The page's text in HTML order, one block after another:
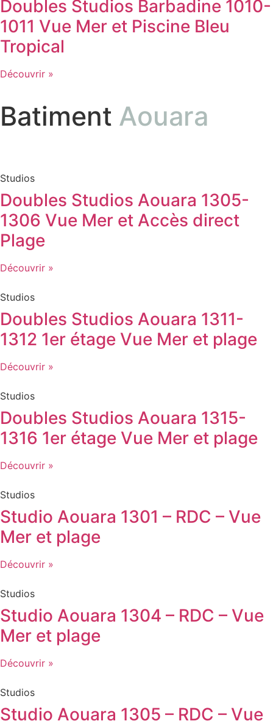
Doubles Studios Barbadine 1010-
1011 Vue Mer et Piscine Bleu
Tropical
Découvrir »
Batiment Aouara
Studios
Doubles Studios Aouara 1305-
1306 Vue Mer et Accès direct
Plage
Découvrir »
Studios
Doubles Studios Aouara 1311-
1312 1er étage Vue Mer et plage
Découvrir »
Studios
Doubles Studios Aouara 1315-
1316 1er étage Vue Mer et plage
Découvrir »
Studios
Studio Aouara 1301 – RDC – Vue
Mer et plage
Découvrir »
Studios
Studio Aouara 1304 – RDC – Vue
Mer et plage
Découvrir »
Studios
Studio Aouara 1305 – RDC – Vue